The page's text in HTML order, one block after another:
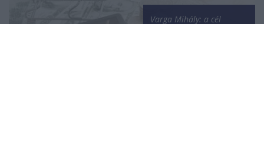
Varga Mihály: a cél